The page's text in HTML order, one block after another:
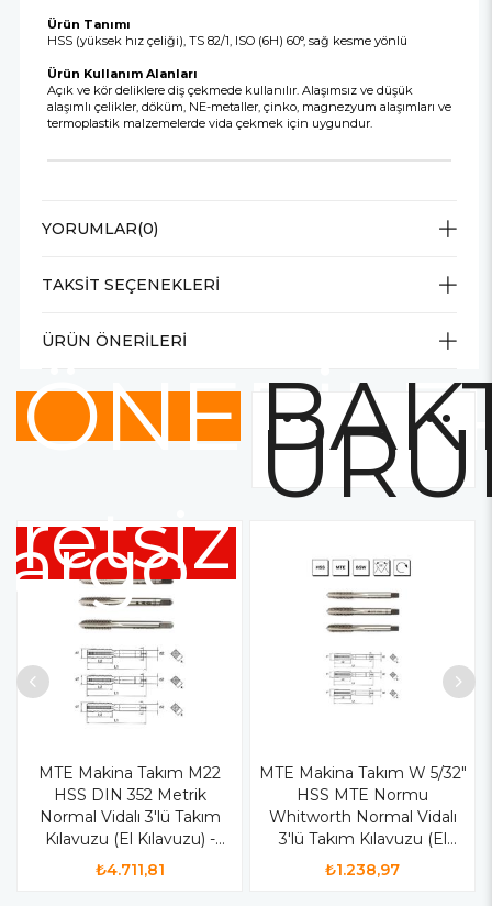
Ürün Tanımı
HSS (yüksek hız çeliği), TS 82/1, ISO (6H) 60°, sağ kesme yönlü
Ürün Kullanım Alanları
Açık ve kör deliklere diş çekmede kullanılır. Alaşımsız ve düşük
alaşımlı çelikler, döküm, NE-metaller, çinko, magnezyum alaşımları ve
termoplastik malzemelerde vida çekmek için uygundur.
YORUMLAR(0)
TAKSIT SEÇENEKLERI
ÜRÜN ÖNERILERI
MTE Makina Takım M22
HSS DIN 352 Metrik
Normal Vidalı 3'lü Takım
Kılavuzu (El Kılavuzu) -
B00100042200
₺4.711,81
MTE Makina Takım W 5/32"
HSS MTE Normu
Whitworth Normal Vidalı
3'lü Takım Kılavuzu (El
Kılavuzu) - B00100100397
₺1.238,97